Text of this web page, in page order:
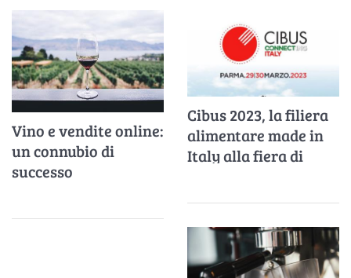
Vino e vendite online:
un connubio di
successo
Cibus 2023, la filiera
alimentare made in
Italy alla fiera di